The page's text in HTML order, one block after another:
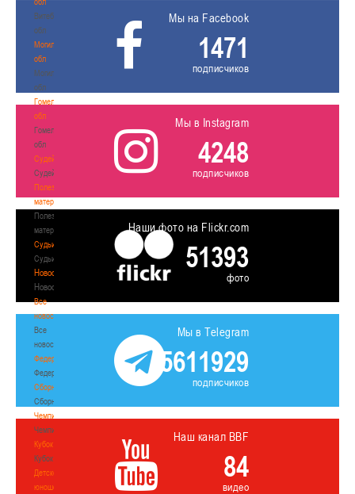
Витебская
обл
Могилевская
обл
Могилевская
обл
Гомельская
обл
Гомельская
обл
Судейство
Судейство
Полезные
материалы
Полезные
материалы
Судьи
Судьи
Новости
Новости
Все
новости
Все
новости
Федерация
Федерация
Сборные
Сборные
Чемпионат
Чемпионат
Кубок
Кубок
Детско-
юношеские
Мы на Facebook
1471
подписчиков
Мы в Instagram
4248
подписчиков
Наши фото на Flickr.com
51393
фото
Мы в Telegram
5611929
подписчиков
Наш канал BBF
84
видео